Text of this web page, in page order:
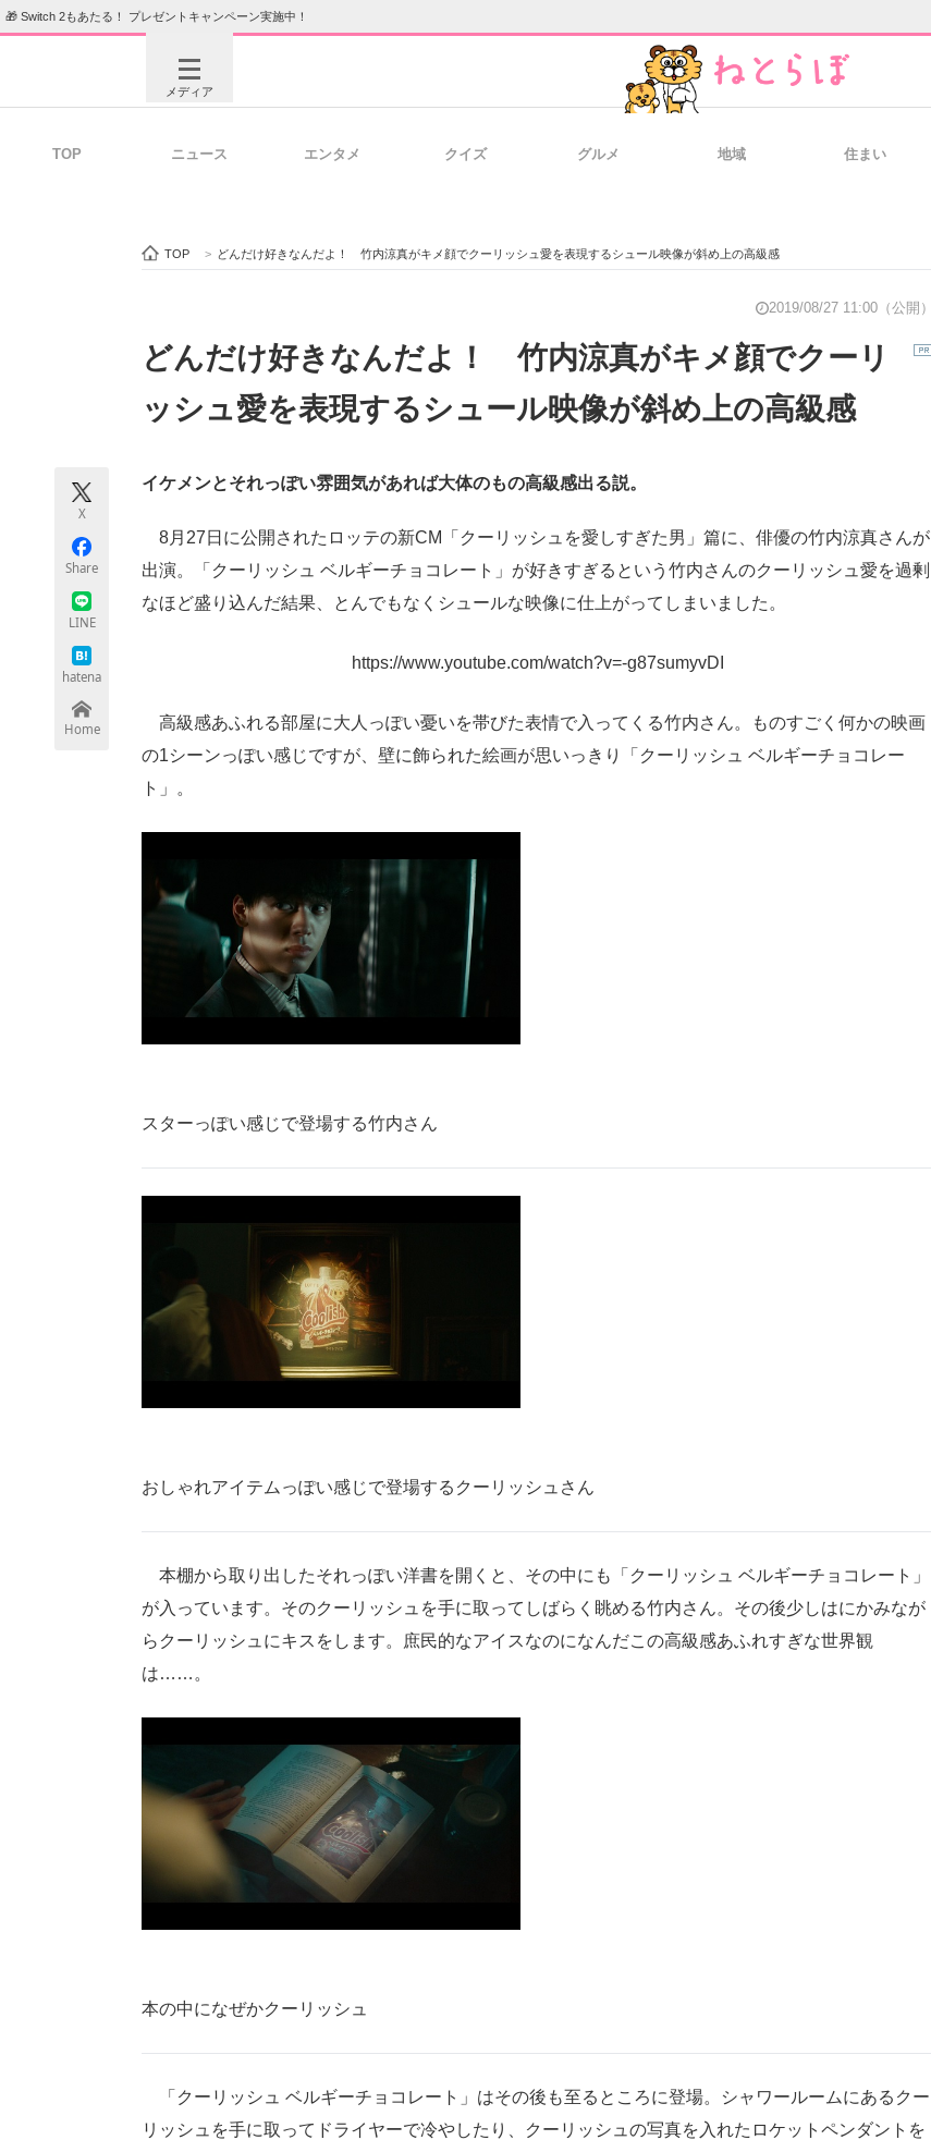
🎁 Switch 2もあたる！ プレゼントキャンペーン実施中！
メディア
ITエンジニア向け専門サイト 企業向けIT製品の総合サイト IT製品の技術・比較・事例
ちょっと気になるネットの話題
TOP ニュース エンタメ クイズ グルメ 地域 住まい
TOP > どんだけ好きなんだよ！ 竹内涼真がキメ顔でクーリッシュ愛を表現するシュール映像が斜め上の高級感
2019/08/27 11:00（公開）
どんだけ好きなんだよ！ 竹内涼真がキメ顔でクーリ
ッシュ愛を表現するシュール映像が斜め上の高級感
X
Share
LINE
hatena
Home
イケメンとそれっぽい雰囲気があれば大体のもの高級感出る説。
8月27日に公開されたロッテの新CM「クーリッシュを愛しすぎた男」篇に、俳優の竹内涼真さんが
出演。「クーリッシュ ベルギーチョコレート」が好きすぎるという竹内さんのクーリッシュ愛を過剰
なほど盛り込んだ結果、とんでもなくシュールな映像に仕上がってしまいました。
https://www.youtube.com/watch?v=-g87sumyvDI
高級感あふれる部屋に大人っぽい憂いを帯びた表情で入ってくる竹内さん。ものすごく何かの映画
の1シーンっぽい感じですが、壁に飾られた絵画が思いっきり「クーリッシュ ベルギーチョコレー
ト」。
スターっぽい感じで登場する竹内さん
おしゃれアイテムっぽい感じで登場するクーリッシュさん
本棚から取り出したそれっぽい洋書を開くと、その中にも「クーリッシュ ベルギーチョコレート」
が入っています。そのクーリッシュを手に取ってしばらく眺める竹内さん。その後少しはにかみなが
らクーリッシュにキスをします。庶民的なアイスなのになんだこの高級感あふれすぎな世界観
は……。
本の中になぜかクーリッシュ
「クーリッシュ ベルギーチョコレート」はその後も至るところに登場。シャワールームにあるクー
リッシュを手に取ってドライヤーで冷やしたり、クーリッシュの写真を入れたロケットペンダントを